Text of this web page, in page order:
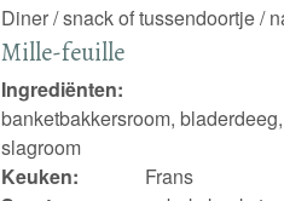
Diner / snack of tussendoortje /
Mille-feuille
Ingrediënten:
banketbakkersroom,
slagroom
Keuken:
Frans